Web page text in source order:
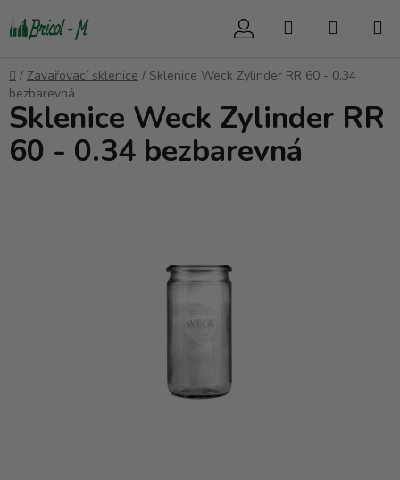
na
Hledat
Domů
/ Zavařovací sklenice / Sklenice Weck Zylinder RR 60 - 0.34
bezbarevná
Sklenice Weck Zylinder RR
60 - 0.34 bezbarevná